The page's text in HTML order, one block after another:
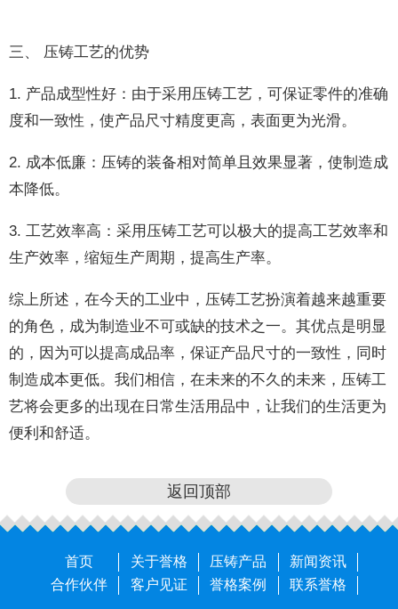
三、 压铸工艺的优势
1. 产品成型性好：由于采用压铸工艺，可保证零件的准确
度和一致性，使产品尺寸精度更高，表面更为光滑。
2. 成本低廉：压铸的装备相对简单且效果显著，使制造成
本降低。
3. 工艺效率高：采用压铸工艺可以极大的提高工艺效率和
生产效率，缩短生产周期，提高生产率。
综上所述，在今天的工业中，压铸工艺扮演着越来越重要
的角色，成为制造业不可或缺的技术之一。其优点是明显
的，因为可以提高成品率，保证产品尺寸的一致性，同时
制造成本更低。我们相信，在未来的不久的未来，压铸工
艺将会更多的出现在日常生活用品中，让我们的生活更为
便利和舒适。
返回顶部
首页 关于誉格 压铸产品
新闻资讯
合作伙伴
客户见证 誉格案例 联系誉格